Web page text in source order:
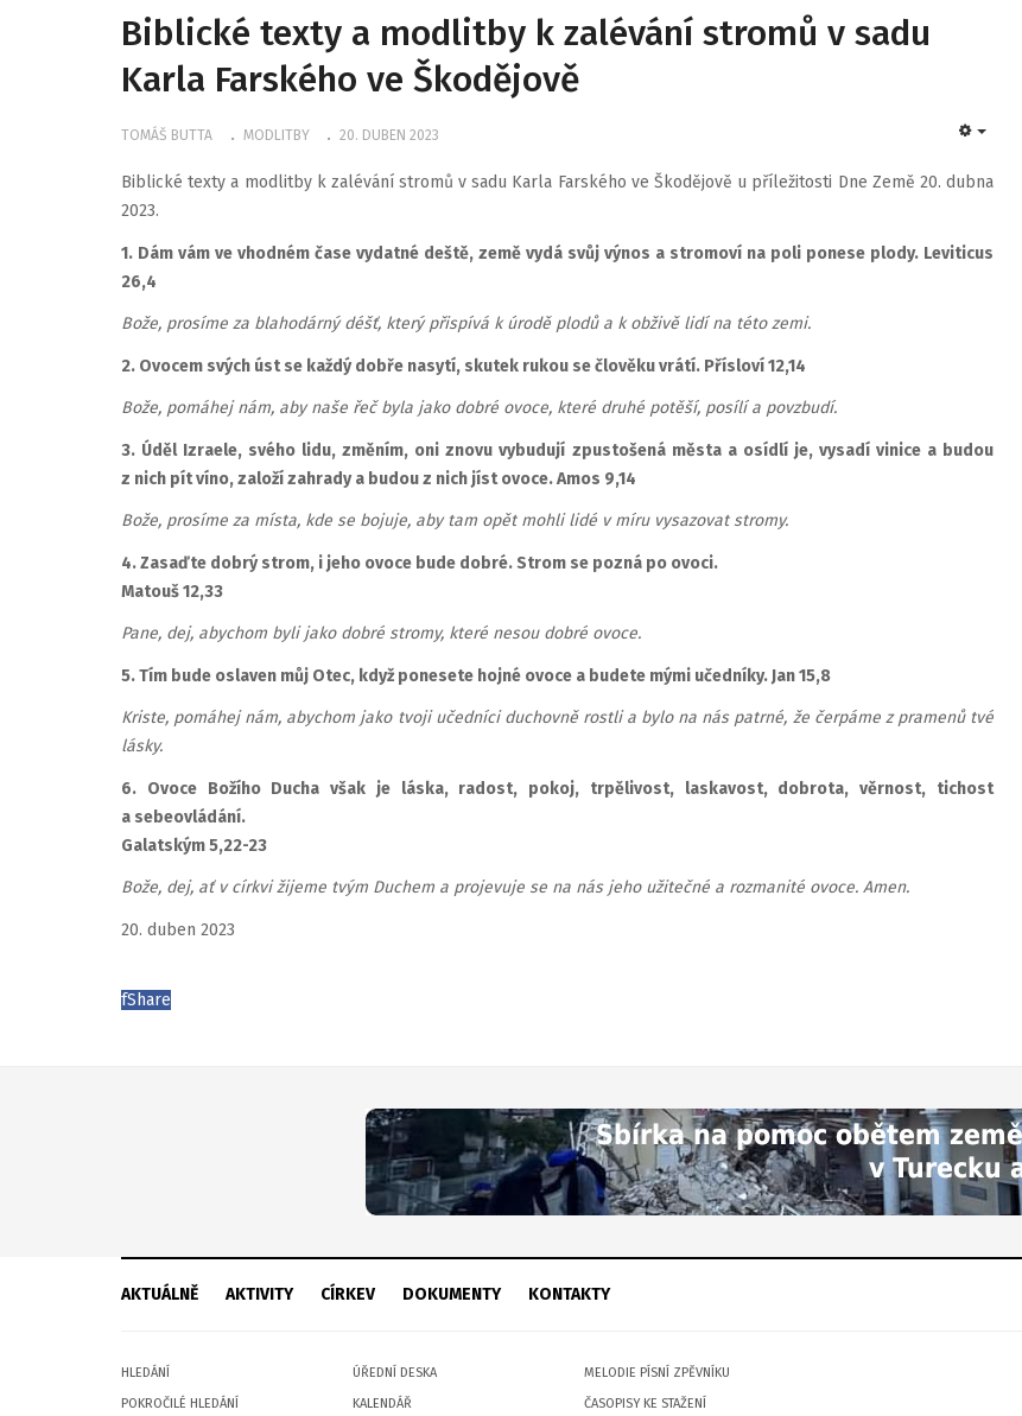
Biblické texty a modlitby k zalévání stromů v sadu
Karla Farského ve Škodějově
TOMÁŠ BUTTA MODLITBY 20. DUBEN 2023
Biblické texty a modlitby k zalévání stromů v sadu Karla Farského ve Škodějově u příležitosti Dne Země 20. dubna
2023.
1. Dám vám ve vhodném čase vydatné deště, země vydá svůj výnos a stromoví na poli ponese plody. Leviticus
26,4
Bože, prosíme za blahodárný déšť, který přispívá k úrodě plodů a k obživě lidí na této zemi.
2. Ovocem svých úst se každý dobře nasytí, skutek rukou se člověku vrátí. Přísloví 12,14
Bože, pomáhej nám, aby naše řeč byla jako dobré ovoce, které druhé potěší, posílí a povzbudí.
3. Úděl Izraele, svého lidu, změním, oni znovu vybudují zpustošená města a osídlí je, vysadí vinice a budou
z nich pít víno, založí zahrady a budou z nich jíst ovoce. Amos 9,14
Bože, prosíme za místa, kde se bojuje, aby tam opět mohli lidé v míru vysazovat stromy.
4. Zasaďte dobrý strom, i jeho ovoce bude dobré. Strom se pozná po ovoci.
Matouš 12,33
Pane, dej, abychom byli jako dobré stromy, které nesou dobré ovoce.
5. Tím bude oslaven můj Otec, když ponesete hojné ovoce a budete mými učedníky. Jan 15,8
Kriste, pomáhej nám, abychom jako tvoji učedníci duchovně rostli a bylo na nás patrné, že čerpáme z pramenů tvé
lásky.
6. Ovoce Božího Ducha však je láska, radost, pokoj, trpělivost, laskavost, dobrota, věrnost, tichost
a sebeovládání.
Galatským 5,22-23
Bože, dej, ať v církvi žijeme tvým Duchem a projevuje se na nás jeho užitečné a rozmanité ovoce. Amen.
20. duben 2023
fShare
AKTUÁLNĚ AKTIVITY CÍRKEV DOKUMENTY KONTAKTY
HLEDÁNÍ
POKROČILÉ HLEDÁNÍ
ÚŘEDNÍ DESKA
KALENDÁŘ
MELODIE PÍSNÍ ZPĚVNÍKU
ČASOPISY KE STAŽENÍ